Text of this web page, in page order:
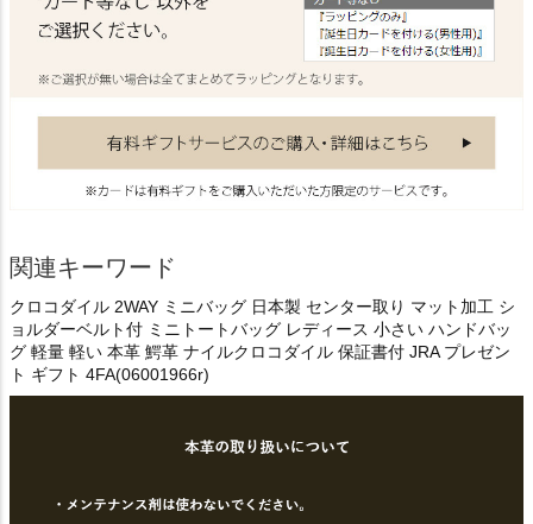
関連キーワード
クロコダイル 2WAY ミニバッグ 日本製 センター取り マット加工 シ
ョルダーベルト付 ミニトートバッグ レディース 小さい ハンドバッ
グ 軽量 軽い 本革 鰐革 ナイルクロコダイル 保証書付 JRA プレゼン
ト ギフト 4FA(06001966r)